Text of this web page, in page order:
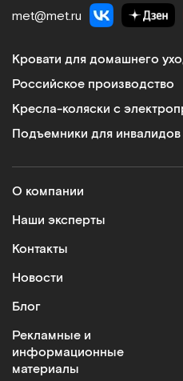
met@met.ru
Кровати для домашнего
Российское производство
Кресла-коляски с
Подъемники для инвалидов
О компании
Наши эксперты
Контакты
Новости
Блог
Рекламные и
информационные
материалы